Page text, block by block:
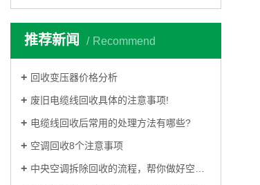
推荐新闻 Recommend
回收变压器价格分析
废旧电缆线回收具体的注意事项!
电缆线回收后常用的处理方法有哪些?
空调回收8个注意事项
中央空调拆除回收的流程，帮你做好空调回收工作